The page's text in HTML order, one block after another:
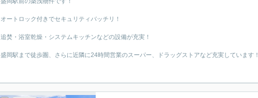
オートロック付きでセキュリティバッチリ！
追焚・浴室乾燥・システムキッチンなどの設備が充実！
盛岡駅まで徒歩圏、さらに近隣に24時間営業のスーパー、ドラッグストアなど充実しています！